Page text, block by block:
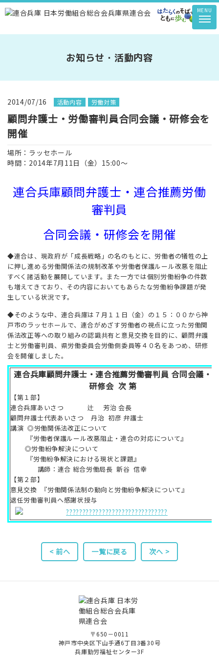
MENU
お知らせ・活動内容
2014/07/16 活動内容 労働対策
顧問弁護士・労働審判員合同会議・研修会を
開催
場所：ラッセホール
時間：2014年7月11日（金）15:00～
連合兵庫顧問弁護士・連合推薦労働
審判員
合同会議・研修会を開催
◆連合は、現政府が「成長戦略」の名のもとに、労働者の犠牲の上
に押し進める労働関係法の規制改革や労働者保護ルール改悪を阻止
すべく諸活動を展開しています。また一方では個別労働紛争の件数
も増えてきており、その内容においてもあらたな労働紛争課題が発
生している状況です。
◆そのような中、連合兵庫は７月１１日（金）の１５：００から神
戸市のラッセホールで、連合がめざす労働者の視点に立った労働関
係法改正等への取り組みの認識共有と意見交換を目的に、顧問弁護
士と労働審判員、県労働委員会労働側委員等４０名をあつめ、研修
会を開催しました。
連合兵庫顧問弁護士・連合推薦労働審判員 合同会議・
研修会 次 第
【第１部】
連合兵庫あいさつ 辻 芳治 会長
顧問弁護士代表あいさつ 丹治 初彦 弁護士
講演 ◎労働関係法改正について
『労働者保護ルール改悪阻止・連合の対応について』
◎労働紛争解決について
『労働紛争解決における現状と課題』
講師：連合 総合労働局長 新谷 信幸
【第２部】
意見交換 『労働関係法制の動向と労働紛争解決について』
退任労働審判員へ感謝状授与
< 前へ 一覧に戻る 次へ >
〒650－0011
神戸市中央区下山手通6丁目3番30号
兵庫勤労福祉センター3F